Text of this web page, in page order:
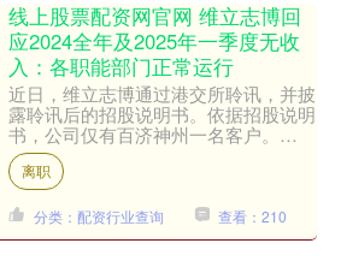
线上股票配资网官网 维立志博回
应2024全年及2025年一季度无收
入：各职能部门正常运行
近日，维立志博通过港交所聆讯，并披
露聆讯后的招股说明书。依据招股说明
书，公司仅有百济神州一名客户。
2023年，公司收到来自百济神州相关
款项共130万美元，202....
离职
分类：配资行业查询 查看：210